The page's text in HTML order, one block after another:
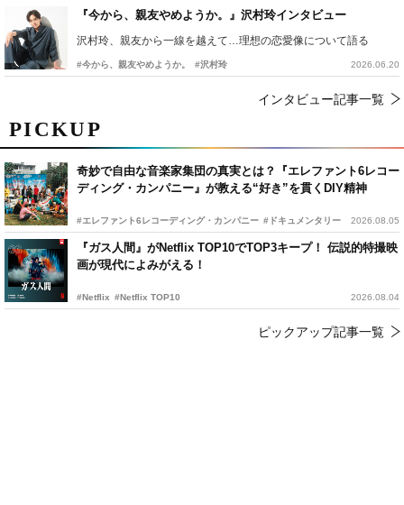
PICKUP
奇妙で自由な音楽家集団の真実とは？『エレファント6レコー
ディング・カンパニー』が教える“好き”を貫くDIY精神
#エレファント6レコーディング・カンパニー #ドキュメンタリー 2026.08.05
『ガス人間』がNetflix TOP10でTOP3キープ！ 伝説的特撮映
画が現代によみがえる！
#Netflix #Netflix TOP10 2026.08.04
ピックアップ記事一覧
『今から、親友やめようか。』沢村玲インタビュー
沢村玲、親友から一線を越えて…理想の恋愛像について語る
#今から、親友やめようか。 #沢村玲 2026.06.20
インタビュー記事一覧